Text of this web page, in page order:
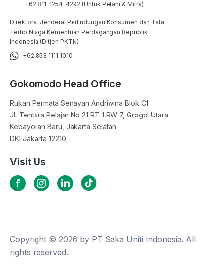
+62 811-1254-4292 (Untuk Petani & Mitra)
Direktorat Jenderal Perlindungan Konsumen dan Tata
Tertib Niaga Kementrian Perdagangan Republik
Indonesia (Ditjen PKTN)
+62 853 1111 1010
Gokomodo Head Office
Rukan Permata Senayan Andriwina Blok C1
JL Tentara Pelajar No 21 RT 1 RW 7, Grogol Utara
Kebayoran Baru, Jakarta Selatan
DKI Jakarta 12210
Visit Us
Copyright © 2026 by PT Saka Uniti Indonesia. All
rights reserved.